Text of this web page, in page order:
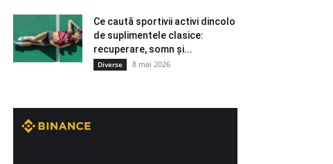
Ce caută sportivii activi dincolo
de suplimentele clasice:
recuperare, somn și...
Diverse 8 mai 2026